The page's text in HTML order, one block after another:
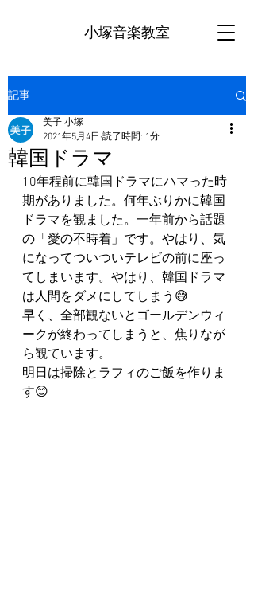
小塚音楽教室
記事
韓国ドラマ
美子 小塚
2021年5月4日 読了時間: 1分
10年程前に韓国ドラマにハマった時
期がありました。何年ぶりかに韓国
ドラマを観ました。一年前から話題
の「愛の不時着」です。やはり、気
になってついついテレビの前に座っ
てしまいます。やはり、韓国ドラマ
は人間をダメにしてしまう😅
早く、全部観ないとゴールデンウィ
ークが終わってしまうと、焦りなが
ら観ています。
明日は掃除とラフィのご飯を作りま
す😊